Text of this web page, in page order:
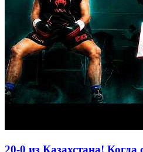
20-0 из Казахстана! Когда